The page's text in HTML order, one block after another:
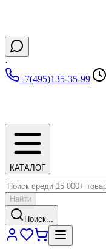
·
+7(495)135-35-99|
КАТАЛОГ
Найти
Поиск...